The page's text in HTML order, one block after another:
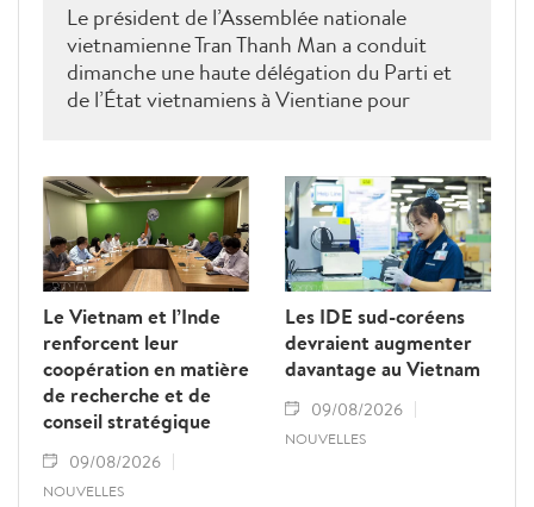
Le président de l’Assemblée nationale
vietnamienne Tran Thanh Man a conduit
dimanche une haute délégation du Parti et
de l’État vietnamiens à Vientiane pour
Phomvihane, soulignant ses contributions
au renforcement des relations d’amitié et
de solidarité entre les deux pays.
Le Vietnam et l’Inde
renforcent leur
coopération en matière
de recherche et de
conseil stratégique
09/08/2026
NOUVELLES
Les IDE sud-coréens
devraient augmenter
davantage au Vietnam
09/08/2026
NOUVELLES